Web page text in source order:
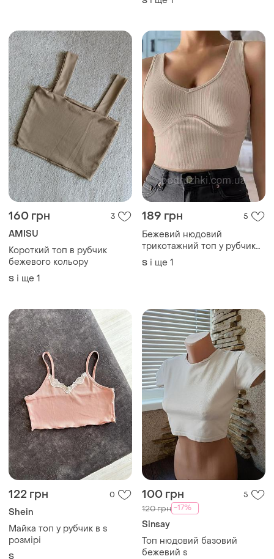
122 грн 0
Майка топ у рубчик в s
розмірі
S
100 грн 5
120 грн -17%
Sinsay
Топ нюдовий базовий
бежевий s
S
ТОП оголошень
TOP
800 грн
AN.VE.STUDIO
TOP
199 грн
Жіноча однотонна
футболка з вирізом